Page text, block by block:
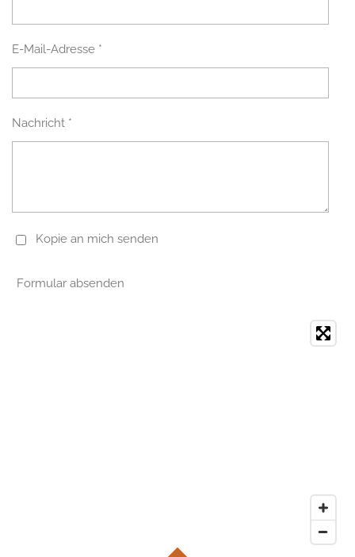
E-Mail-Adresse *
Nachricht *
Kopie an mich senden
Formular absenden